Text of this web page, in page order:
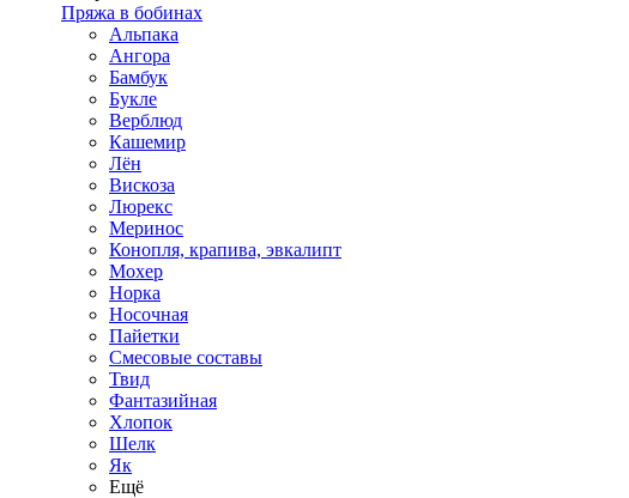
Пряжа в бобинах
Альпака
Ангора
Бамбук
Букле
Верблюд
Кашемир
Лён
Вискоза
Люрекс
Меринос
Конопля, крапива, эвкалипт
Мохер
Норка
Носочная
Пайетки
Смесовые составы
Твид
Фантазийная
Хлопок
Шелк
Як
Ещё